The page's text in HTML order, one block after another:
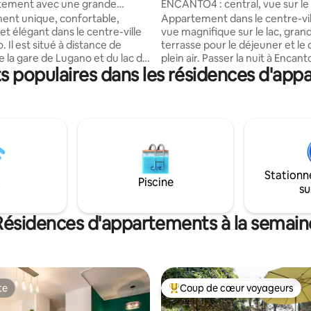
avec une grande
cœur de Lugano
unique, confortable,
élégant dans le centre-ville
Il est situé à distance de
la gare de Lugano et du lac de
les restaurants, les bars et
à deux pas. Profitez de
entièrement équipée,
café et lave-vaisselle, salle de
douche, armoires, rideaux,
lit confortable et canapé-
ENCANTO4 : central, vue sur le
parking inclus
Appartement dans le centre-
vue magnifique sur le lac,
terrasse pour le déjeuner et le
plein air. Passer la nuit à
pour le client une expérience
accueillante et inoubliable !
disposerez gratuitement d'une
parking ( pas de fourgonnettes
minibus) à l'intérieur de la
évitant ainsi de payer
pour les parkings payants. NL-
populaires dans les résidences
Piscine
d'appartements à la
Coups de cœur voyageurs les
Coup de cœur voyageurs